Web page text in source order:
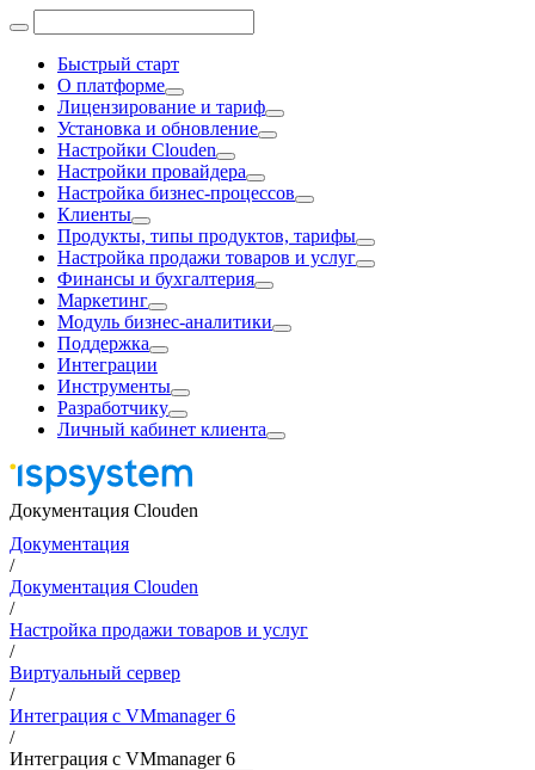
Быстрый старт
О платформе
Лицензирование и тариф
Установка и обновление
Настройки Clouden
Настройки провайдера
Настройка бизнес-процессов
Клиенты
Продукты, типы продуктов, тарифы
Настройка продажи товаров и услуг
Финансы и бухгалтерия
Маркетинг
Модуль бизнес-аналитики
Поддержка
Интеграции
Инструменты
Разработчику
Личный кабинет клиента
Документация Clouden
Документация
/
Документация Clouden
/
Настройка продажи товаров и услуг
/
Виртуальный сервер
/
Интеграция с VMmanager 6
/
Интеграция с VMmanager 6